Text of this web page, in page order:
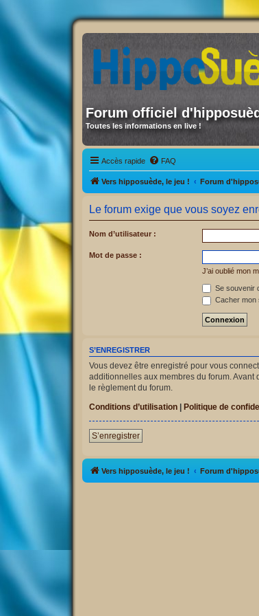
Forum officiel
Toutes les informations en live !
Accès rapide FAQ
Vers hipposuède, le jeu ! Forum
Le forum exige que vous soyez
Nom d’utilisateur :
Mot de passe :
J’ai oublié mon
Se souvenir
Cacher mon
S’ENREGISTRER
Vous devez être enregistré pour vous
additionnelles aux membres du forum. Avant
le règlement du forum.
Conditions d’utilisation
Politique de
S’enregistrer
Vers hipposuède, le jeu ! Forum